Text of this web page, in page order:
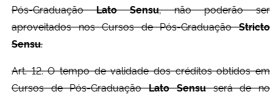
Pós-GraduaçãoLato Sensu, não poderão ser
aproveitados nos Cursos de Pós-GraduaçãoStricto
Sensu.
Art. 12. O tempo de validade dos créditos obtidos em
Cursos de Pós-GraduaçãoLato Sensuserá de no